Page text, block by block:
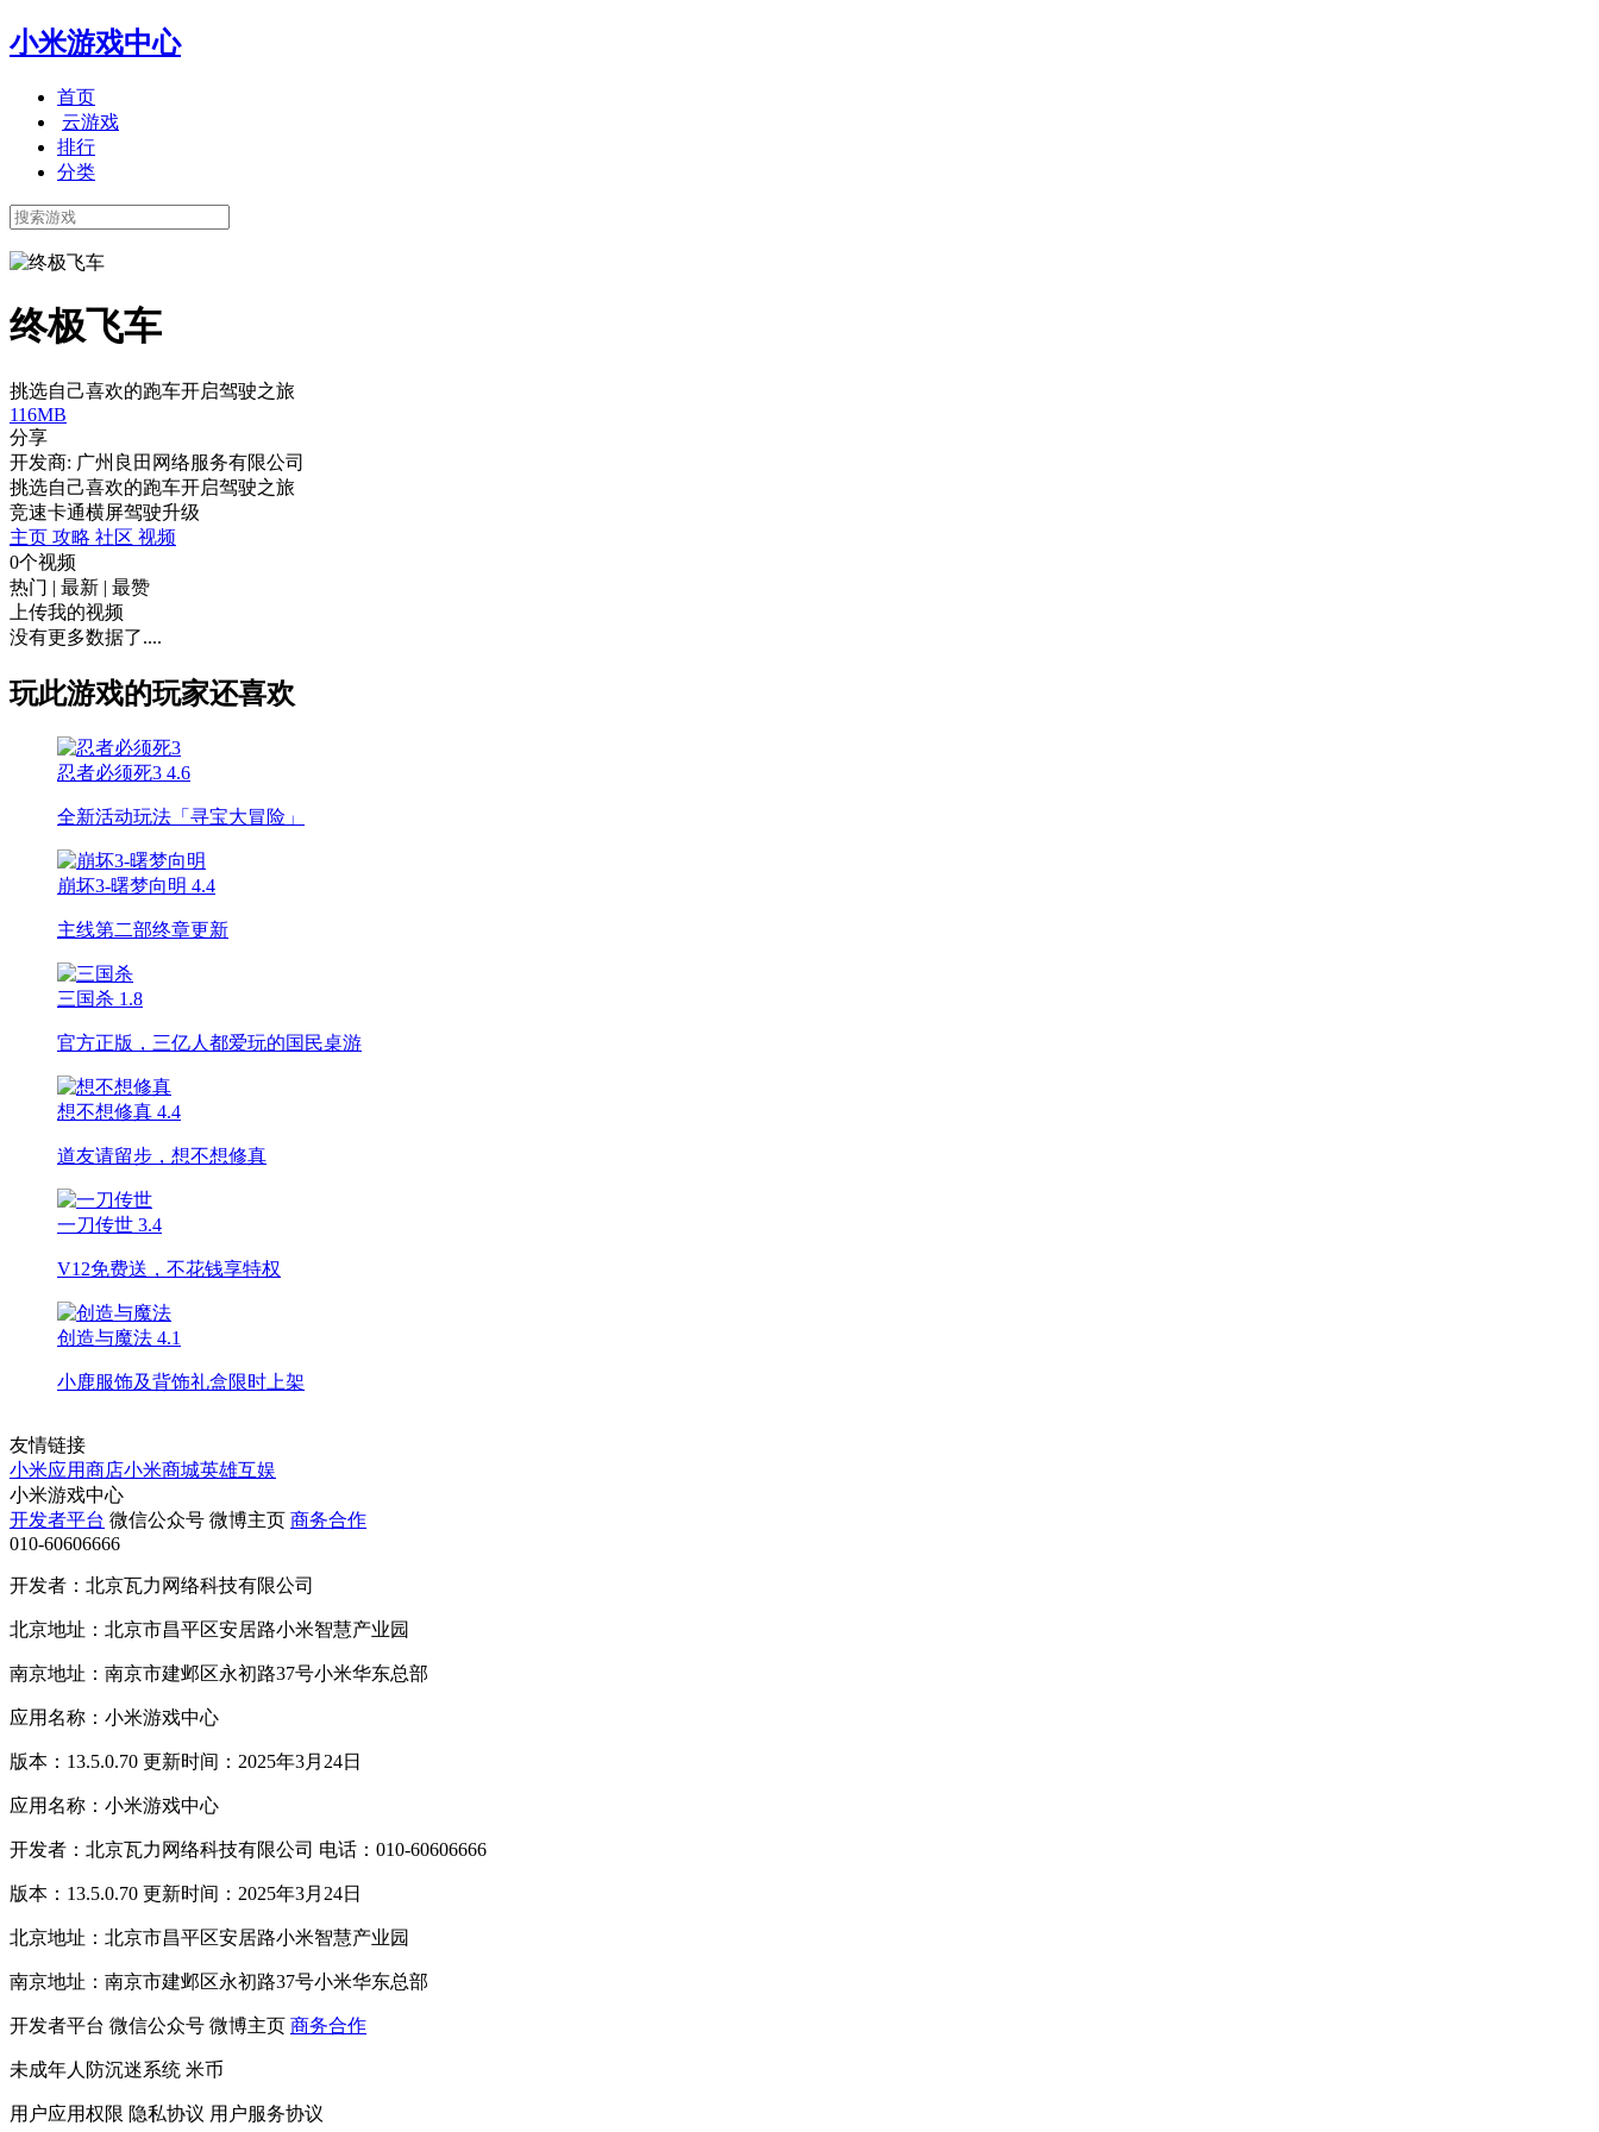
小米游戏中心
首页
云游戏
排行
分类
终极飞车
挑选自己喜欢的跑车开启驾驶之旅
116MB
分享
开发商: 广州良田网络服务有限公司
挑选自己喜欢的跑车开启驾驶之旅
竞速卡通横屏驾驶升级
主页 攻略 社区 视频
0个视频
热门 | 最新 | 最赞
上传我的视频
没有更多数据了....
玩此游戏的玩家还喜欢
忍者必须死3 4.6
全新活动玩法「寻宝大冒险」
崩坏3-曙梦向明 4.4
主线第二部终章更新
三国杀 1.8
官方正版，三亿人都爱玩的国民桌游
想不想修真 4.4
道友请留步，想不想修真
一刀传世 3.4
V12免费送，不花钱享特权
创造与魔法 4.1
小鹿服饰及背饰礼盒限时上架
友情链接
小米应用商店小米商城英雄互娱
小米游戏中心
开发者平台 微信公众号 微博主页 商务合作
010-60606666
开发者：北京瓦力网络科技有限公司
北京地址：北京市昌平区安居路小米智慧产业园
南京地址：南京市建邺区永初路37号小米华东总部
应用名称：小米游戏中心
版本：13.5.0.70 更新时间：2025年3月24日
应用名称：小米游戏中心
开发者：北京瓦力网络科技有限公司 电话：010-60606666
版本：13.5.0.70 更新时间：2025年3月24日
北京地址：北京市昌平区安居路小米智慧产业园
南京地址：南京市建邺区永初路37号小米华东总部
开发者平台 微信公众号 微博主页 商务合作
未成年人防沉迷系统 米币
用户应用权限 隐私协议 用户服务协议